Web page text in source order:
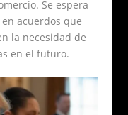
Se espera
acuerdos que
la necesidad de
en el futuro.